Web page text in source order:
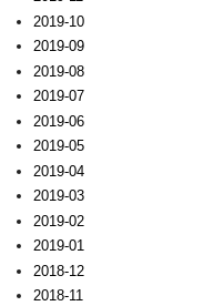
2019-10
2019-09
2019-08
2019-07
2019-06
2019-05
2019-04
2019-03
2019-02
2019-01
2018-12
2018-11